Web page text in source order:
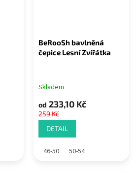
BeRooSh bavlněná
čepice Lesní Zvířátka
Skladem
od 233,10 Kč
259 Kč
DETAIL
46-50 50-54